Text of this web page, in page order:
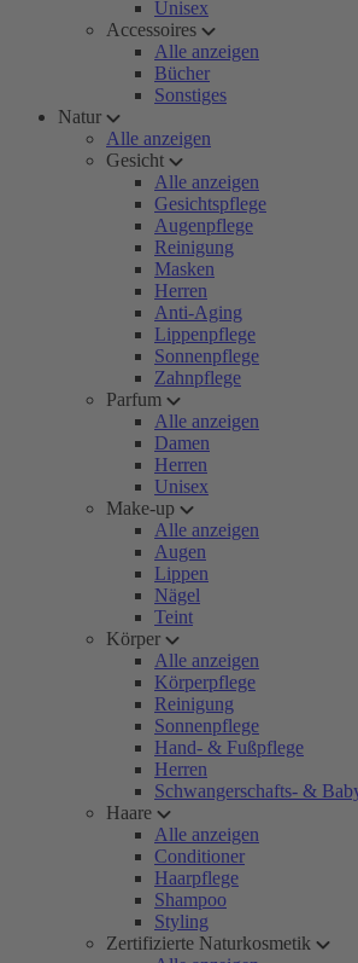
Unisex
Accessoires
Alle anzeigen
Bücher
Sonstiges
Natur
Alle anzeigen
Gesicht
Alle anzeigen
Gesichtspflege
Augenpflege
Reinigung
Masken
Herren
Anti-Aging
Lippenpflege
Sonnenpflege
Zahnpflege
Parfum
Alle anzeigen
Damen
Herren
Unisex
Make-up
Alle anzeigen
Augen
Lippen
Nägel
Teint
Körper
Alle anzeigen
Körperpflege
Reinigung
Sonnenpflege
Hand- & Fußpflege
Herren
Schwangerschafts- &
Haare
Alle anzeigen
Conditioner
Haarpflege
Shampoo
Styling
Zertifizierte Naturkosmetik